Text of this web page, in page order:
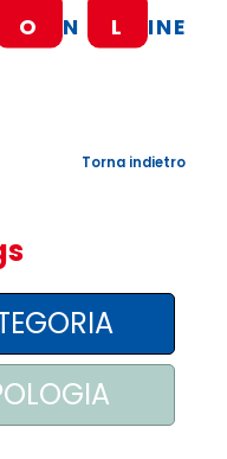
O N L INE
Torna indietro